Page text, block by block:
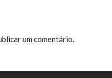
um comentário.